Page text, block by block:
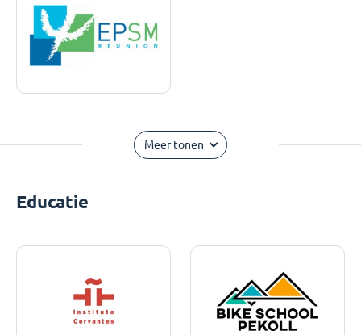
Meer tonen
Educatie